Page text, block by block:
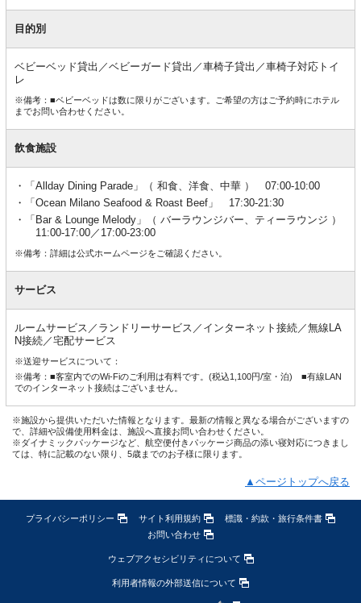
目的別
ベビーベッド貸出／ベビーガード貸出／車椅子貸出／車椅子対応トイ
レ
※備考：■ベビーベッドは数に限りがございます。ご希望の方はご予約時にホテル
までお問い合わせください。
飲食施設
「Allday Dining Parade」（ 和食、洋食、中華 ） 07:00-10:00
「Ocean Milano Seafood & Roast Beef」 17:30-21:30
「Bar & Lounge Melody」（ バーラウンジバー、ティーラウンジ ）
11:00-17:00／17:00-23:00
※備考：詳細は公式ホームページをご確認ください。
サービス
ルームサービス／ランドリーサービス／インターネット接続／無線LA
N接続／宅配サービス
※送迎サービスについて：
※備考：■客室内でのWi-Fiのご利用は有料です。(税込1,100円/室・泊) ■有線LAN
でのインターネット接続はございません。
※施設から提供いただいた情報となります。最新の情報と異なる場合がございますの
で、詳細や設備使用料金は、施設へ直接お問い合わせください。
※ダイナミックパッケージなど、航空便付きパッケージ商品の添い寝対応につきまし
ては、特に記載のない限り、5歳までのお子様に限ります。
▲ページトップへ戻る
プライバシーポリシー サイト利用規約
標識・約款・旅行条件書
お問い合わせ
ウェブアクセシビリティについて
利用者情報の外部送信について